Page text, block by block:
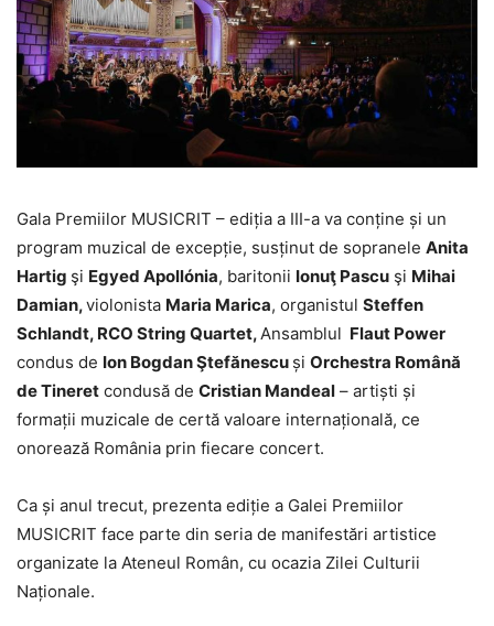
Gala Premiilor MUSICRIT – ediția a III-a va conține și un
program muzical de excepție, susținut de sopranele Anita
Hartig şi Egyed Apollónia, baritonii Ionuţ Pascu şi Mihai
Damian,violonista Maria Marica, organistul Steffen
Schlandt, RCO String Quartet,Ansamblul Flaut Power
condus de Ion Bogdan Ştefănescu și Orchestra Română
de Tineret condusă de Cristian Mandeal – artiști și
formații muzicale de certă valoare internațională, ce
onorează România prin fiecare concert.
Ca și anul trecut, prezenta ediție a Galei Premiilor
MUSICRIT face parte din seria de manifestări artistice
organizate la Ateneul Român, cu ocazia Zilei Culturii
Naționale.